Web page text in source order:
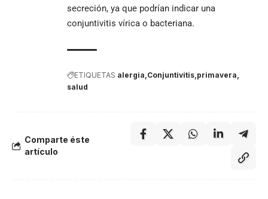
secreción, ya que podrían indicar una
conjuntivitis vírica o bacteriana.
ETIQUETAS alergia Conjuntivitis primavera
salud
Comparte éste
artículo